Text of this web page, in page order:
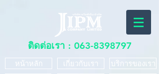
ติดต่อเรา : 063-8398797
หน้าหลัก
เกี่ยวกับเรา
บริการของเรา